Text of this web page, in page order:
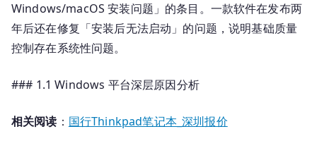
Windows/macOS 安装问题」的条目。一款软件在发布两
年后还在修复「安装后无法启动」的问题，说明基础质量
控制存在系统性问题。
### 1.1 Windows 平台深层原因分析
相关阅读 ： 国行Thinkpad笔记本_深圳报价